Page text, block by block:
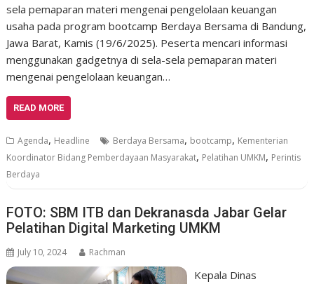
sela pemaparan materi mengenai pengelolaan keuangan
usaha pada program bootcamp Berdaya Bersama di Bandung,
Jawa Barat, Kamis (19/6/2025). Peserta mencari informasi
menggunakan gadgetnya di sela-sela pemaparan materi
mengenai pengelolaan keuangan…
READ MORE
Agenda, Headline Berdaya Bersama, bootcamp, Kementerian
Koordinator Bidang Pemberdayaan Masyarakat, Pelatihan UMKM, Perintis
Berdaya
FOTO: SBM ITB dan Dekranasda Jabar Gelar
Pelatihan Digital Marketing UMKM
July 10, 2024 Rachman
Kepala Dinas